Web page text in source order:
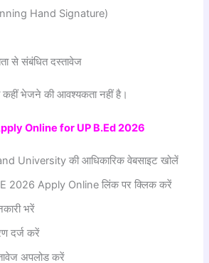
Hand Signature)
से संबंधित दस्तावेज
कहीं भेजने की आवश्यकता नहीं है।
Online for UP B.Ed 2026
University की आधिकारिक वेबसाइट खोलें
2026 Apply Online लिंक पर क्लिक करें
भरें
दर्ज करें
अपलोड करें